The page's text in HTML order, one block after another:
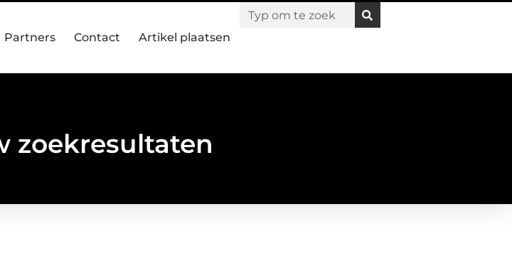
Partners Contact Artikel plaatsen
zoekresultaten